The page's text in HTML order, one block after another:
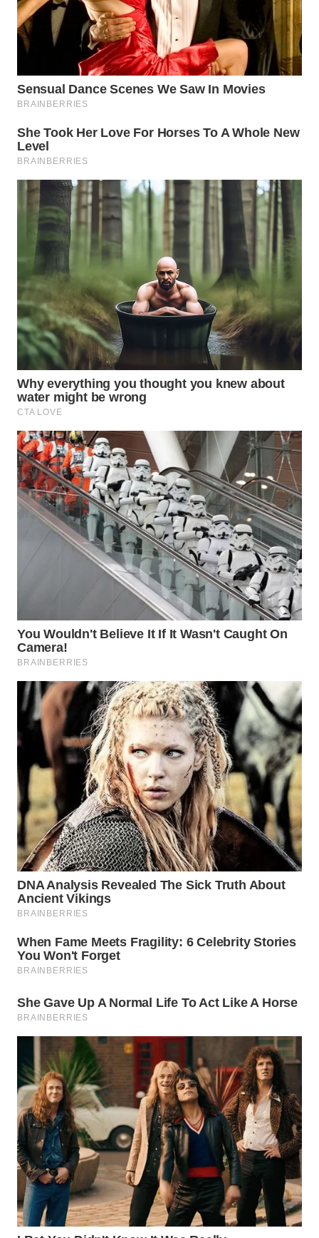
WN DELI
SERDANG
WN
TEBING
TINGGI
WN
PAKPAK
WN
KARAWANG
BEKASI
WN
BOGOR
WN
DEPOK
WN
UTARA
WN
SAMOSIR
WN
PADANG
LAWAS
WN
CIANJUR
WN
KEPULAUAN
SERIBU
WN
TANGERANG
WN
BINJAI
WN
CIREBON
INDRAMAYU
KUNINGAN
WN
MAJALENGKA
WN
SUBANG
WN
SUKABUMI
WN
PURWAKARTA